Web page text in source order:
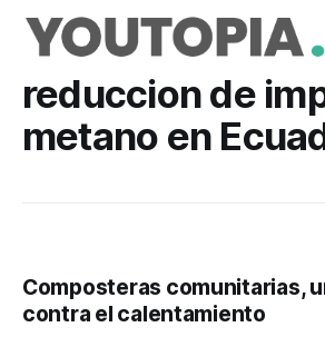
reduccion de
metano en
Composteras comunitarias,
contra el calentamiento